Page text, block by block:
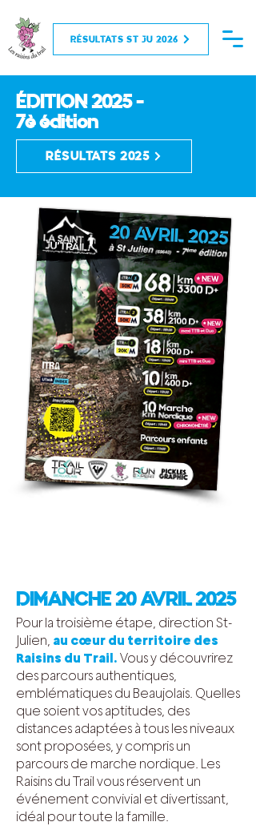
RÉSULTATS ST JU 2026
ÉDITION 2025 -
7è édition
RÉSULTATS 2025
DIMANCHE 20 AVRIL 2025
Pour la troisième étape, direction St-
Julien, au cœur du territoire des
Raisins du Trail. Vous y découvrirez
des parcours authentiques,
emblématiques du Beaujolais. Quelles
que soient vos aptitudes, des
distances adaptées à tous les niveaux
sont proposées, y compris un
parcours de marche nordique. Les
Raisins du Trail vous réservent un
événement convivial et divertissant,
idéal pour toute la famille.